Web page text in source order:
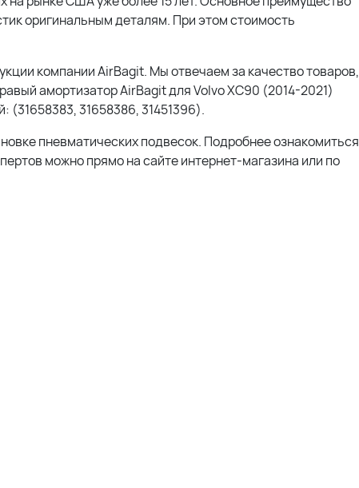
оригинальным деталям. При этом стоимость
компании AirBagit. Мы отвечаем за качество товаров,
амортизатор AirBagit для Volvo XC90 (2014-2021)
(31658383, 31658386, 31451396).
пневматических подвесок. Подробнее ознакомиться
можно прямо на сайте интернет-магазина или по